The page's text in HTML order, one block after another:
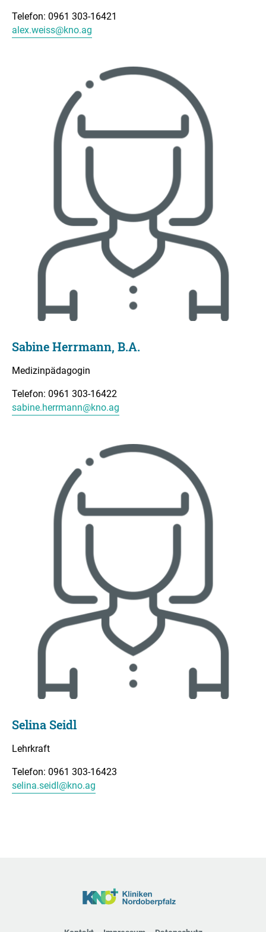
Telefon: 0961 303-16421
alex.weiss@kno.ag
Sabine Herrmann, B.A.
Medizinpädagogin
Telefon: 0961 303-16422
sabine.herrmann@kno.ag
Selina Seidl
Lehrkraft
Telefon: 0961 303-16423
selina.seidl@kno.ag